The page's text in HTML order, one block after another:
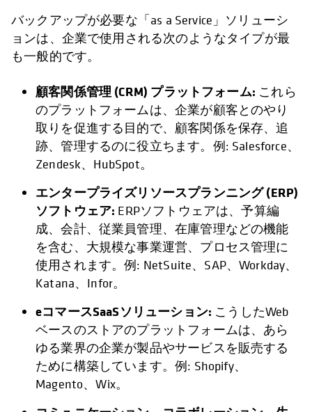
バックアップが必要な「as a Service」ソリューシ
ョンは、企業で使用される次のようなタイプが最
も一般的です。
顧客関係管理 (CRM) プラットフォーム: これら
のプラットフォームは、企業が顧客とのやり
取りを促進する目的で、顧客関係を保存、追
跡、管理するのに役立ちます。例: Salesforce、
Zendesk、HubSpot。
エンタープライズリソースプランニング (ERP)
ソフトウェア: ERPソフトウェアは、予算編
成、会計、従業員管理、在庫管理などの機能
を含む、大規模な事業運営、プロセス管理に
使用されます。例: NetSuite、SAP、Workday、
Katana、Infor。
eコマースSaaSソリューション: こうしたWeb
ベースのストアのプラットフォームは、あら
ゆる業界の企業が製品やサービスを販売する
ために構築しています。例: Shopify、
Magento、Wix。